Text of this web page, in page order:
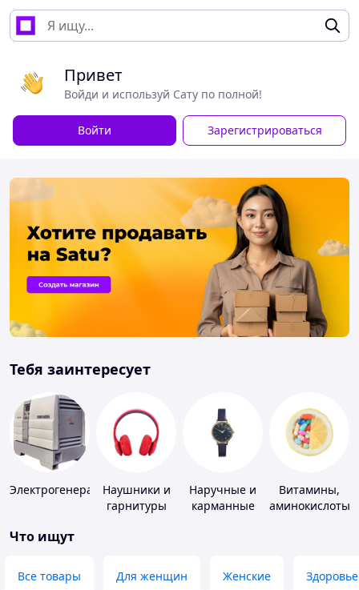
Привет
Войди и используй Сату по полной!
Войти Зарегистрироваться
Тебя заинтересует
ЭлектрогенераторыНаушники и
гарнитуры
Наручные и
карманные
Витамины,
аминокислоты
Что ищут
Все товары Для женщин Женские Здоровье